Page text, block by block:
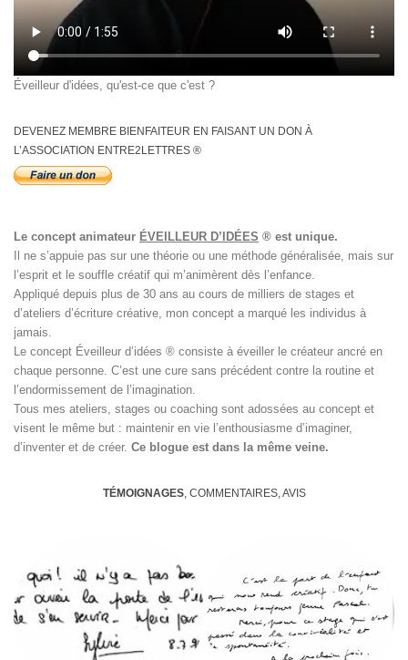
Éveilleur d'idées, qu'est-ce que c'est ?
DEVENEZ MEMBRE BIENFAITEUR EN FAISANT UN DON À
L’ASSOCIATION ENTRE2LETTRES ®
Le concept animateur ÉVEILLEUR D’IDÉES ® est unique.
Il ne s’appuie pas sur une théorie ou une méthode généralisée, mais sur
l’esprit et le souffle créatif qui m’animèrent dès l’enfance.
Appliqué depuis plus de 30 ans au cours de milliers de stages et
d’ateliers d’écriture créative, mon concept a marqué les individus à
jamais.
Le concept Éveilleur d’idées ® consiste à éveiller le créateur ancré en
chaque personne. C’est une cure sans précédent contre la routine et
l’endormissement de l’imagination.
Tous mes ateliers, stages ou coaching sont adossées au concept et
visent le même but : maintenir en vie l’enthousiasme d’imaginer,
d’inventer et de créer. Ce blogue est dans la même veine.
TÉMOIGNAGES, COMMENTAIRES, AVIS